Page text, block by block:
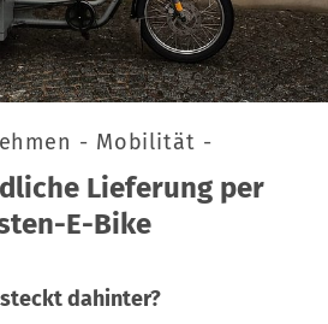
- Mobilität -
Lieferung per
E-Bike
dahinter?